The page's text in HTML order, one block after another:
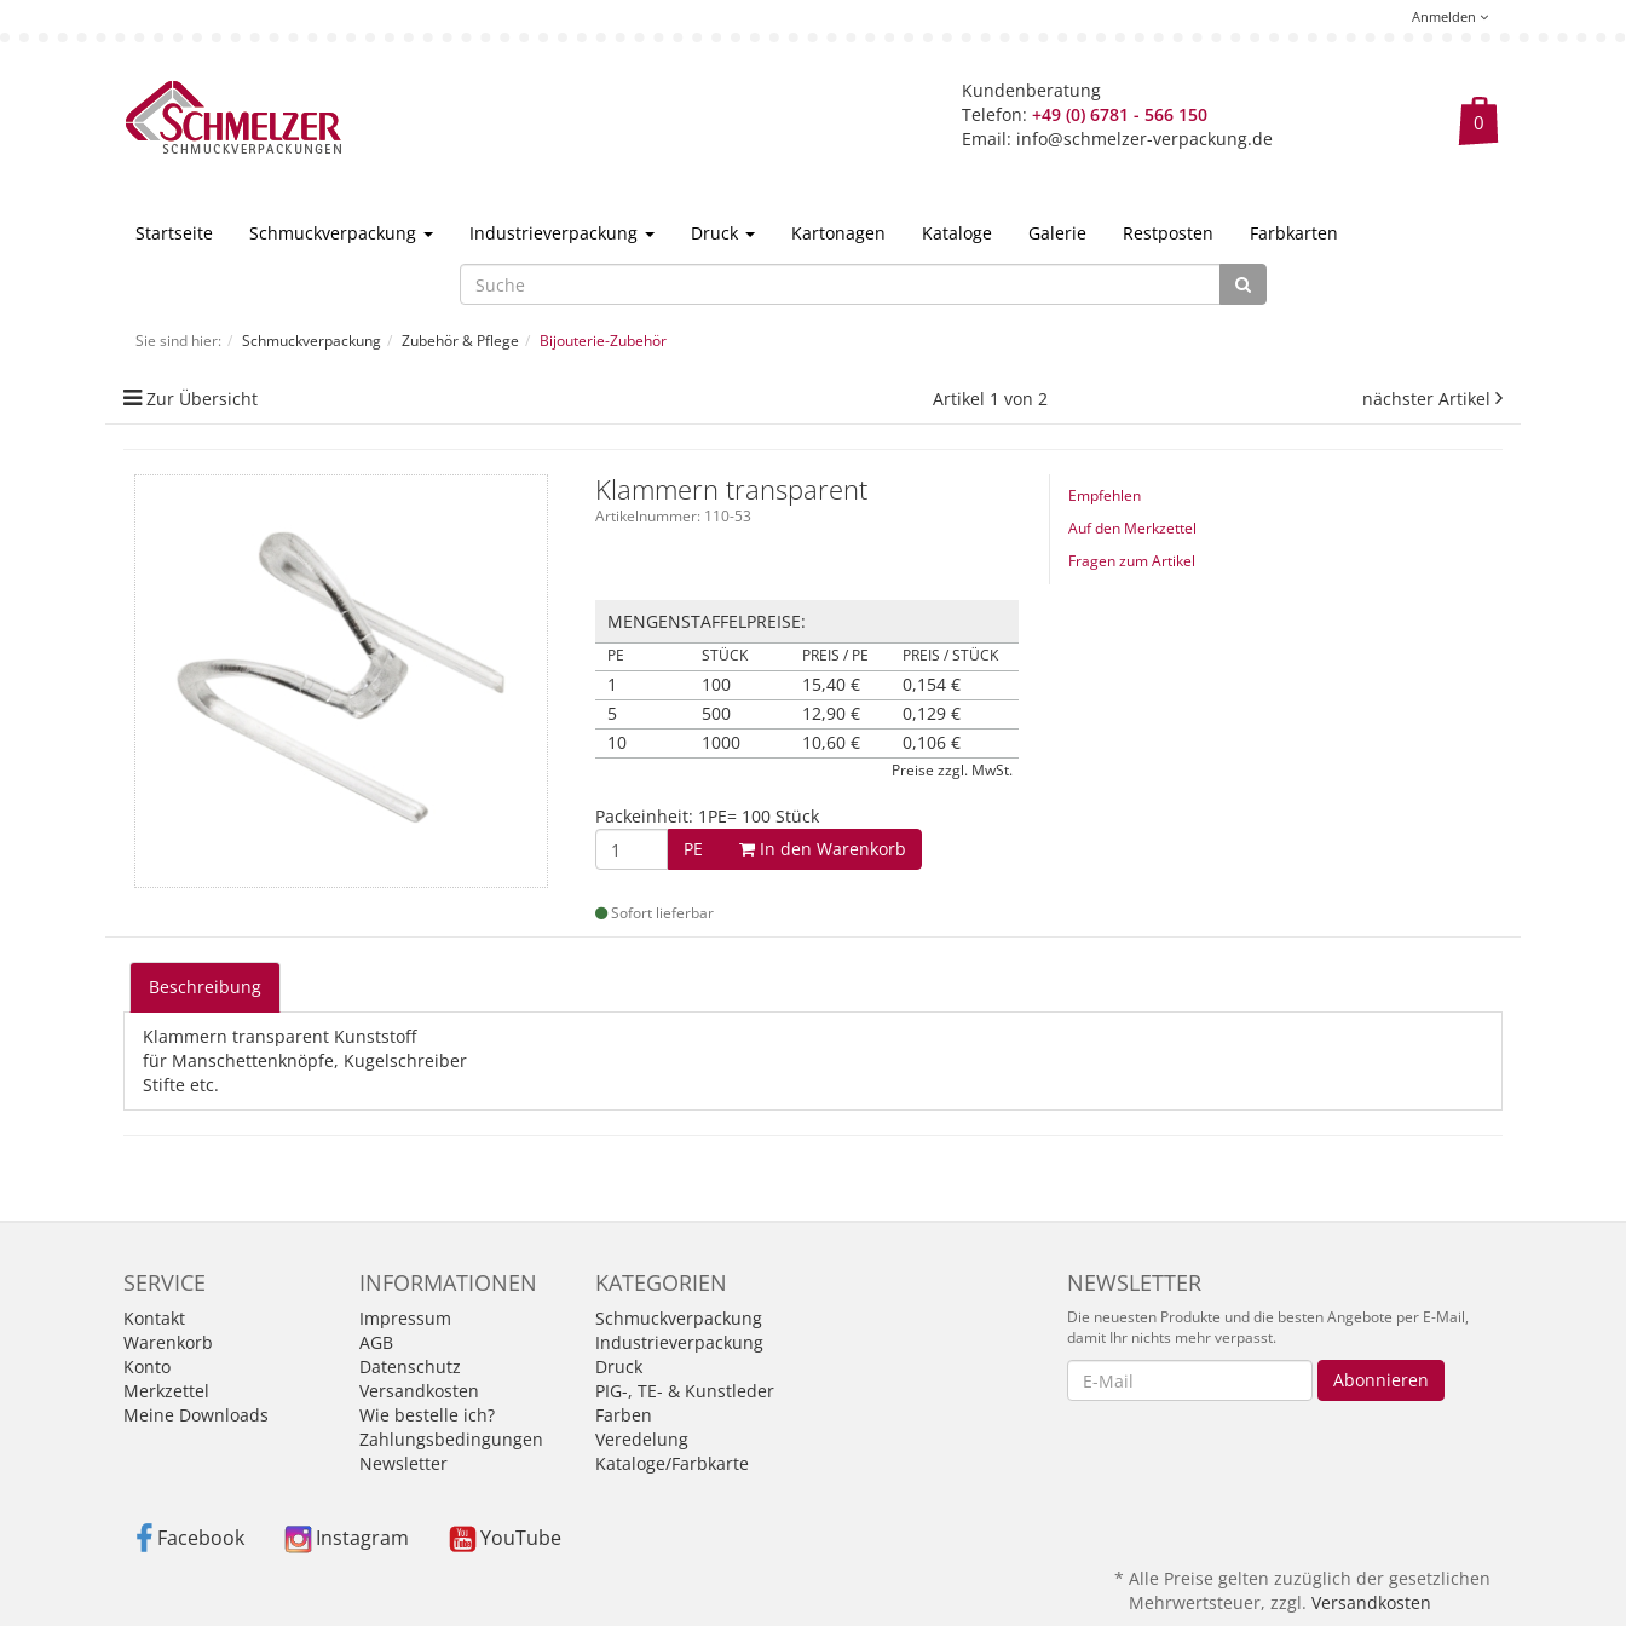
Anmelden
Kundenberatung
Telefon: +49 (0) 6781 - 566 150
Email: info@schmelzer-verpackung.de
Startseite Schmuckverpackung Industrieverpackung Druck Kartonagen Kataloge Galerie Restposten Farbkarten
Sie sind hier: Schmuckverpackung Zubehör & Pflege Bijouterie-Zubehör
Zur Übersicht Artikel 1 von 2 nächster Artikel
Klammern transparent
Artikelnummer: 110-53
MENGENSTAFFELPREISE:
PE STÜCK PREIS / PE PREIS / STÜCK
1 100 15,40 €
0,154 €
5
500 12,90 €
0,129 €
10
1000 10,60 € 0,106 €
Preise zzgl. MwSt.
Packeinheit: 1PE= 100 Stück
PE
In den Warenkorb
Sofort lieferbar
Empfehlen
Auf den Merkzettel
Fragen zum Artikel
Beschreibung
Klammern transparent Kunststoff
für Manschettenknöpfe, Kugelschreiber
Stifte etc.
SERVICE
Kontakt
Warenkorb
Konto
Merkzettel
Meine Downloads
INFORMATIONEN
Impressum
AGB
Datenschutz
Versandkosten
Wie bestelle ich?
Zahlungsbedingungen
Newsletter
KATEGORIEN
Schmuckverpackung
Industrieverpackung
Druck
PIG-, TE- & Kunstleder
Farben
Veredelung
Kataloge/Farbkarte
NEWSLETTER
Die neuesten Produkte und die besten Angebote per E-Mail,
damit Ihr nichts mehr verpasst.
Newsletter Abonnieren
Facebook Instagram YouTube
* Alle Preise gelten zuzüglich der gesetzlichen
Mehrwertsteuer, zzgl. Versandkosten